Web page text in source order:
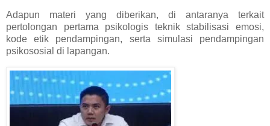
Adapun materi yang diberikan, di antaranya terkait
pertolongan pertama psikologis teknik stabilisasi emosi,
kode etik pendampingan, serta simulasi pendampingan
psikososial di lapangan.